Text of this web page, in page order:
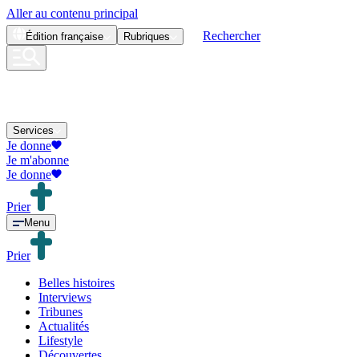
Aller au contenu principal
Édition française Rubriques Rechercher
Services
Je donne
Je m'abonne
Je donne
Prier
Menu
Prier
Belles histoires
Interviews
Tribunes
Actualités
Lifestyle